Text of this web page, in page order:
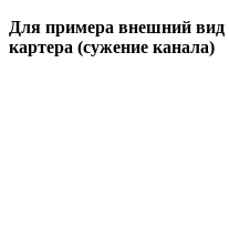
Для примера внешний
картера (сужение канала)